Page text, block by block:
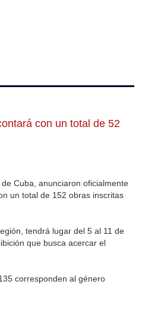
con un total de 52
Cuba, anunciaron oficialmente
un total de 152 obras inscritas
tendrá lugar del 5 al 11 de
que busca acercar el
corresponden al género